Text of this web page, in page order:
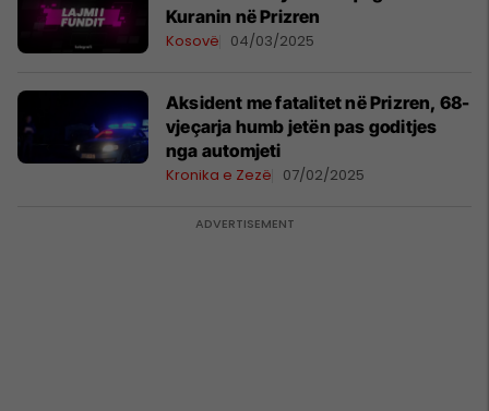
Kuranin në Prizren
Kosovë 04/03/2025
Aksident me fatalitet në Prizren, 68-
vjeçarja humb jetën pas goditjes
nga automjeti
Kronika e Zezë 07/02/2025